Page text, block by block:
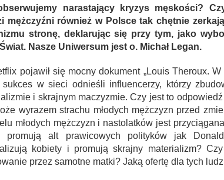
narastający kryzys męskości?
mężczyźni również w Polsce tak chętnie
stronę, deklarując się przy tym, jako
Nasze Uniwersum jest o. Michał Legan.
pojawił się mocny dokument „Louis Theroux.
w sieci odnieśli influencerzy, którzy
i skrajnym maczyzmie. Czy jest to
wyrazem strachu młodych mężczyzn przed
młodych mężczyzn i nastolatków jest
promują alt prawicowych polityków jak
kobiety i promują skrajny materializm?
przez samotne matki? Jaką ofertę dla tych